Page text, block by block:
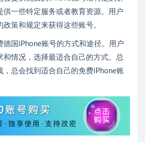
供一些特定服务或者教育资源。用户
策和规定来获得这些账号。
德国iPhone账号的方式和途径。用户
和情况，选择最适合自己的方式。总
，总会找到适合自己的免费iPhone账